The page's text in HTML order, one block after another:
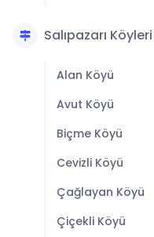
Salıpazarı Köyleri
Alan Köyü
Avut Köyü
Biçme Köyü
Cevizli Köyü
Çağlayan Köyü
Çiçekli Köyü